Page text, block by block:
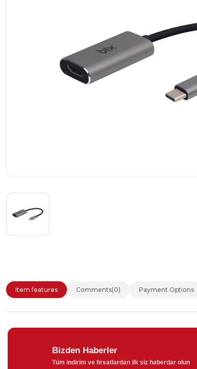
Item features Comments(0) Payment Options
Bizden Haberler
Tüm indirim ve fırsatlardan ilk siz haberdar olun